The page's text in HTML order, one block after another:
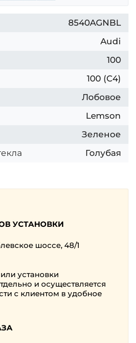
8540AGNBL
Audi
100
100 (C4)
Лобовое
Lemson
Зеленое
Голубая
УСТАНОВКИ
шоссе, 48/1
установки
и осуществляется
с клиентом в удобное